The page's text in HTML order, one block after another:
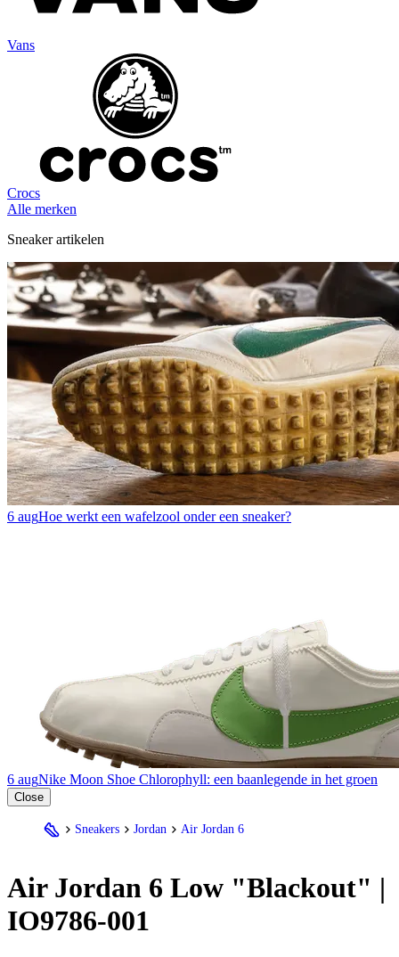
Vans
Crocs
Alle merken
Sneaker artikelen
6 augHoe werkt een wafelzool onder een sneaker?
6 augNike Moon Shoe Chlorophyll: een baanlegende in het groen
Close
Sneakers Jordan Air Jordan 6
Air Jordan 6 Low "Blackout" |
IO9786-001